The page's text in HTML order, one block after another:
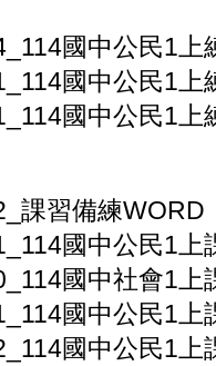
國中公民1上
國中公民1上
國中公民1上
課習備練WORD
國中公民1上
國中社會1上
國中公民1上
國中公民1上